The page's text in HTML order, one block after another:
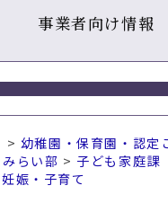
事業者向け情報
> 幼稚園・保育園・認定
らい部 > 子ども家庭課
妊娠・子育て